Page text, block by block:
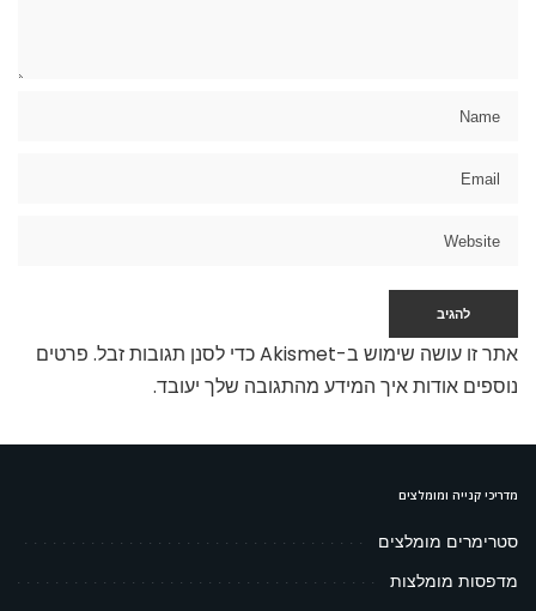
אתר זו עושה שימוש ב-Akismet כדי לסנן תגובות זבל.
פרטים
נוספים אודות איך המידע מהתגובה שלך יעובד.
מדריכי קנייה ומומלצים
סטרימרים מומלצים
מדפסות מומלצות